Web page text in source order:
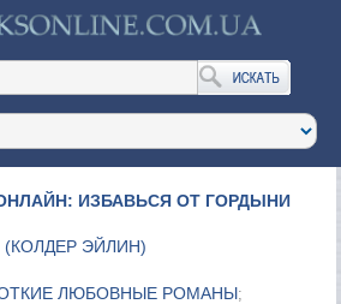
ИЗБАВЬСЯ ОТ ГОРДЫНИ
(КОЛДЕР ЭЙЛИН)
ЛЮБОВНЫЕ РОМАНЫ;